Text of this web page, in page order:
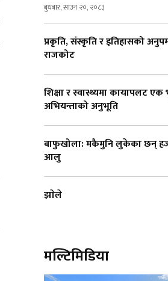
बुधबार, साउन २०, २०८३
प्रकृति, संस्कृति र इतिहासको अनुपम
राजकोट
शिक्षा र स्वास्थ्यमा कायापलट एक
अभियन्ताको अनुभूति
बाफुखोला: मकैमुनि लुकेका छन्
आलु
झाेले
मल्टिमिडिया